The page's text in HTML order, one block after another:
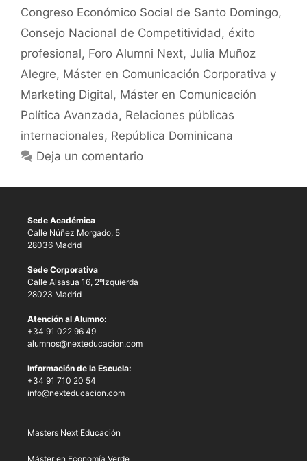
Congreso Económico Social de Santo Domingo,
Consejo Nacional de Competitividad, éxito
profesional, Foro Alumni Next, Julia Muñoz
Alegre, Máster en Comunicación Corporativa y
Marketing Digital, Máster en Comunicación
Política Avanzada, Relaciones públicas
internacionales, República Dominicana
Deja un comentario
Sede Académica
Calle Núñez Morgado, 5
28036 Madrid
Sede Corporativa
Calle Alsasua 16, 2ºIzquierda
28023 Madrid
Atención al Alumno:
+34 91 022 96 49
alumnos@nexteducacion.com
Información de la Escuela:
+34 91 710 20 54
info@nexteducacion.com
Masters Next Educación
Máster en Economía Verde